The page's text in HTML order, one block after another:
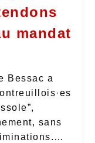
mandat
Bessac a
sans